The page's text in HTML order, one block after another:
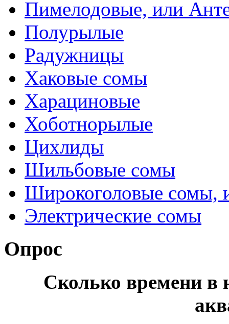
Пимелодовые, или
Полурылые
Радужницы
Хаковые сомы
Харациновые
Хоботнорылые
Цихлиды
Шильбовые сомы
Широкоголовые сомы,
Электрические сомы
Опрос
Сколько времени в